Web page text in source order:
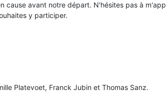
cause avant notre départ. N'hésites pas à
y participer.
Platevoet, Franck Jubin et Thomas Sanz.